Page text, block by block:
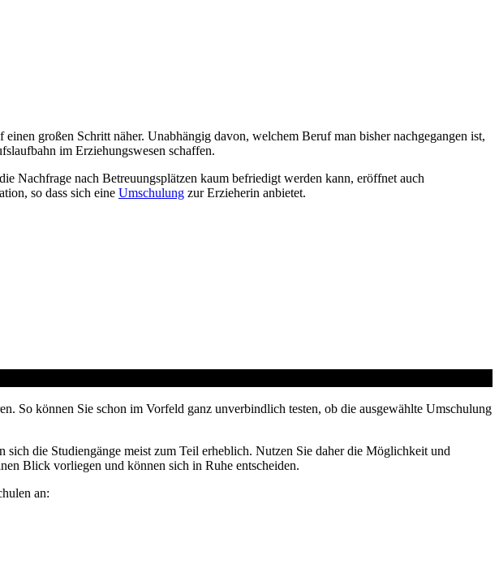
großen Schritt näher. Unabhängig davon, welchem Beruf man bisher nachgegangen ist,
im Erziehungswesen schaffen.
Nachfrage nach Betreuungsplätzen kaum befriedigt werden kann, eröffnet auch
so dass sich eine Umschulung zur Erzieherin anbietet.
So können Sie schon im Vorfeld ganz unverbindlich testen, ob die ausgewählte Umschulung
sich die Studiengänge meist zum Teil erheblich. Nutzen Sie daher die Möglichkeit und
Blick vorliegen und können sich in Ruhe entscheiden.
an: